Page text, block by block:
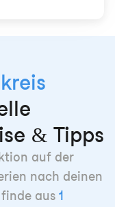
& Tipps
auf der
nach deinen
aus 1